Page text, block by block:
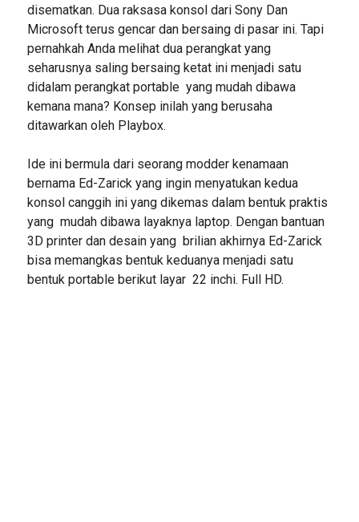
disematkan. Dua raksasa konsol dari Sony Dan
Microsoft terus gencar dan bersaing di pasar ini. Tapi
pernahkah Anda melihat dua perangkat yang
seharusnya saling bersaing ketat ini menjadi satu
didalam perangkat portable yang mudah dibawa
kemana mana? Konsep inilah yang berusaha
ditawarkan oleh Playbox.
Ide ini bermula dari seorang modder kenamaan
bernama Ed-Zarick yang ingin menyatukan kedua
konsol canggih ini yang dikemas dalam bentuk praktis
yang mudah dibawa layaknya laptop. Dengan bantuan
3D printer dan desain yang brilian akhirnya Ed-Zarick
bisa memangkas bentuk keduanya menjadi satu
bentuk portable berikut layar 22 inchi. Full HD.